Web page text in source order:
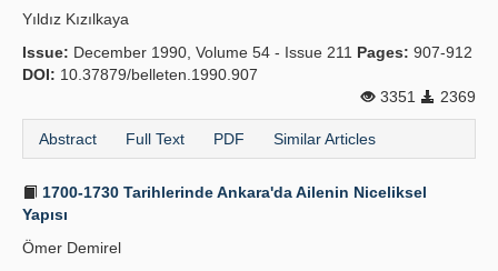
Yıldız Kızılkaya
Issue: December 1990, Volume 54 - Issue 211 Pages: 907-912
DOI: 10.37879/belleten.1990.907
3351
2369
Abstract Full Text PDF Similar Articles
1700-1730 Tarihlerinde Ankara'da Ailenin Niceliksel
Yapısı
Ömer Demirel